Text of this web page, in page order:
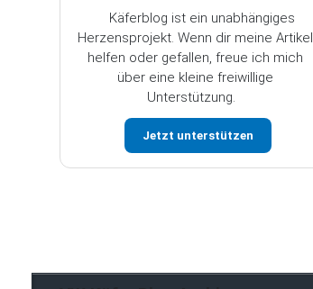
Käferblog ist ein unabhängiges
Herzensprojekt. Wenn dir meine Artikel
helfen oder gefallen, freue ich mich
über eine kleine freiwillige
Unterstützung.
Jetzt unterstützen